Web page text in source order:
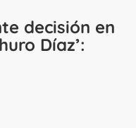
decisión en
Díaz’: